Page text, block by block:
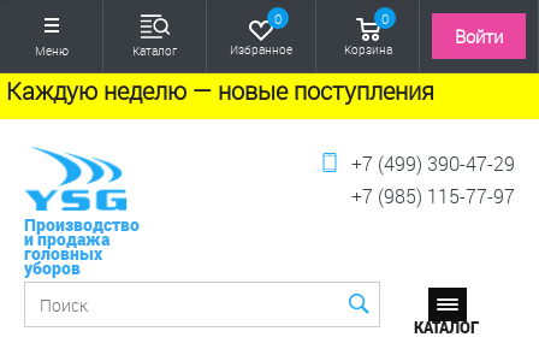
Меню Каталог
0
Избранное
0
Корзина
Войти
Каждую неделю — новые поступления
Производство
и продажа
головных
уборов
+7 (499) 390-47-29
+7 (985) 115-77-97